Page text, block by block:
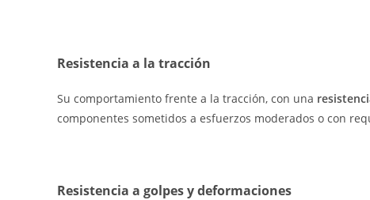
Resistencia a la tracción
Su comportamiento frente a la tracción, con una
componentes sometidos a esfuerzos moderados o con
Resistencia a golpes y deformaciones